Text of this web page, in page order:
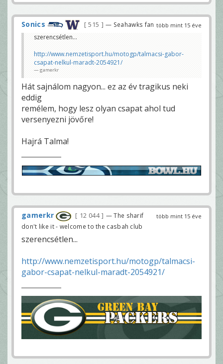
több mint 15 éve
Sonics 515 — Seahawks fan
szerencsétlen...
http://www.nemzetisport.hu/motogp/talmacsi-gabor-
csapat-nelkul-maradt-2054921/
gamerkr
Hát sajnálom nagyon... ez az év tragikus neki
eddig
remélem, hogy lesz olyan csapat ahol tud
versenyezni jövőre!
Hajrá Talma!
több mint 15 éve
gamerkr 12 044
— The sharif
don't like it - welcome to the casbah club
szerencsétlen...
http://www.nemzetisport.hu/motogp/talmacsi-
gabor-csapat-nelkul-maradt-2054921/